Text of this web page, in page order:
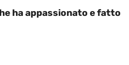
ha appassionato e fatto